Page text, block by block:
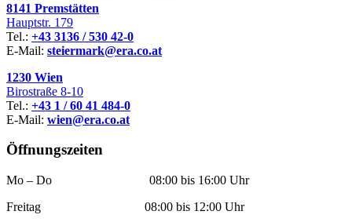
8141 Premstätten
Hauptstr. 179
Tel.: +43 3136 / 530 42-0
E-Mail: steiermark@era.co.at
1230 Wien
Birostraße 8-10
Tel.: +43 1 / 60 41 484-0
E-Mail: wien@era.co.at
Öffnungszeiten
Mo – Do 08:00 bis 16:00 Uhr
Freitag 08:00 bis 12:00 Uhr